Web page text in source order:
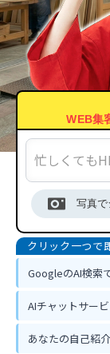
WEB集
写真で
GoogleのAI検索
AIチャットサー
あなたの自己紹